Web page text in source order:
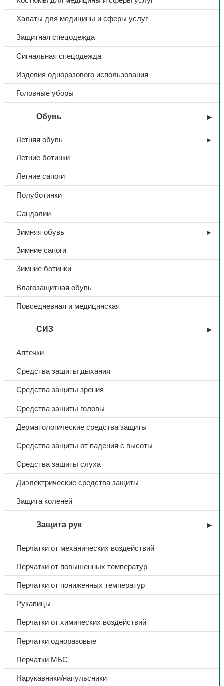
Халаты для медицины и сферы услуг
Защитная спецодежда
Сигнальная спецодежда
Изделия одноразового использования
Головные уборы
Обувь
Летняя обувь
Летние ботинки
Летние сапоги
Полуботинки
Сандалии
Зимняя обувь
Зимние сапоги
Зимние ботинки
Влагозащитная обувь
Повседневная и медицинская
СИЗ
Аптечки
Средства защиты дыхания
Средства защиты зрения
Средства защиты головы
Дерматологические средства защиты
Средства защиты от падения с высоты
Средства защиты слуха
Диэлектрические средства защиты
Защита коленей
Защита рук
Перчатки от механических воздействий
Перчатки от повышенных температур
Перчатки от пониженных температур
Рукавицы
Перчатки от химических воздействий
Перчатки одноразовые
Перчатки МБС
Нарукавники/напульсники
Обувь
Тапочки иск. кожа «Чувяки»,
резина
В избранное
Категории:
Поделиться:
Поделиться в Telegram
Поделиться в
Whatsapp
Поделиться в Ok
Поделиться в Vk
Доп. информация
Материал иск. кожа
Название
Подошва